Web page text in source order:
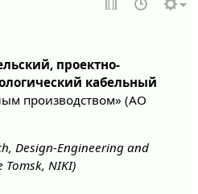
проектно-
кабельный
производством» (АО
Design-Engineering and
Tomsk, NIKI)